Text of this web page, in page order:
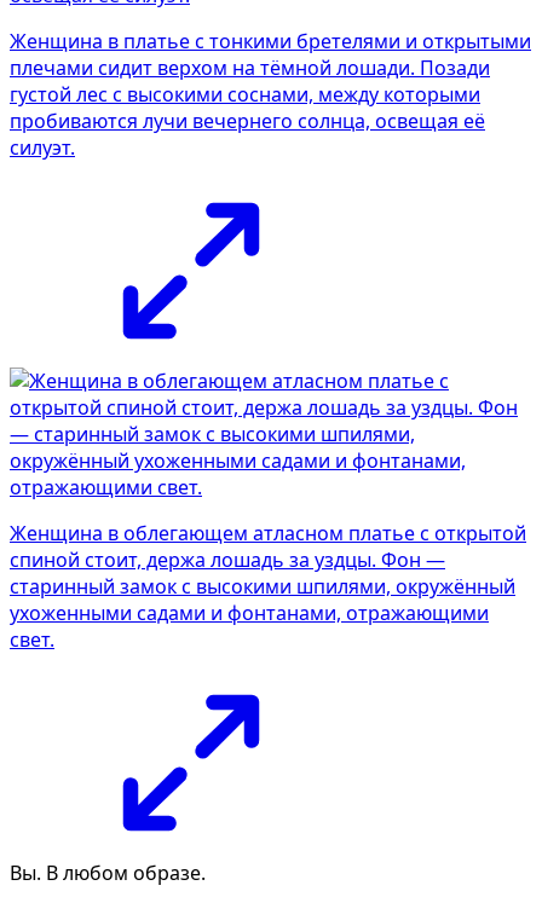
Женщина в платье с тонкими бретелями и открытыми
плечами сидит верхом на тёмной лошади. Позади
густой лес с высокими соснами, между которыми
пробиваются лучи вечернего солнца, освещая её
силуэт.
Женщина в облегающем атласном платье с открытой
спиной стоит, держа лошадь за уздцы. Фон —
старинный замок с высокими шпилями, окружённый
ухоженными садами и фонтанами, отражающими
свет.
Вы. В любом образе.